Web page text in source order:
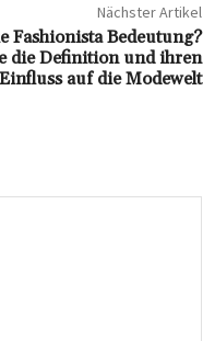
Nächster Artikel
Fashionista Bedeutung?
die Definition und ihren
Einfluss auf die Modewelt